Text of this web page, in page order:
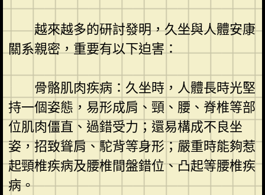
越來越多的研討發明，久坐與人體安康
關系親密，重要有以下迫害：
骨骼肌肉疾病：久坐時，人體長時光堅
持一個姿態，易形成肩、頸、腰、脊椎等部
位肌肉僵直、過錯受力；還易構成不良坐
姿，招致聳肩、駝背等身形；嚴重時能夠惹
起頸椎疾病及腰椎間盤錯位、凸起等腰椎疾
病。